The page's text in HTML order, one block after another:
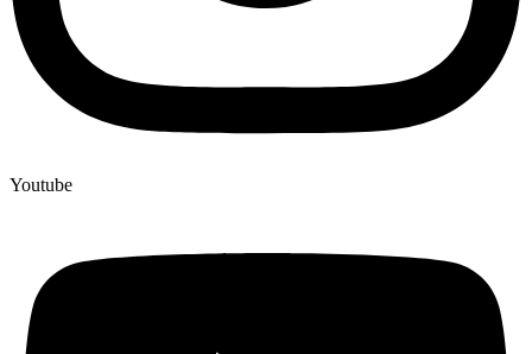
Youtube